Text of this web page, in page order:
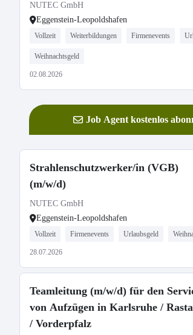
NUTEC GmbH
Eggenstein-Leopoldshafen
Vollzeit Weiterbildungen Firmenevents
Weihnachtsgeld
02.08.2026
Job Agent kostenlos
Strahlenschutzwerker/in (VGB)
(m/w/d)
NUTEC GmbH
Eggenstein-Leopoldshafen
Vollzeit Firmenevents Urlaubsgeld
28.07.2026
Teamleitung (m/w/d) für den
von Aufzügen in Karlsruhe /
/ Vorderpfalz